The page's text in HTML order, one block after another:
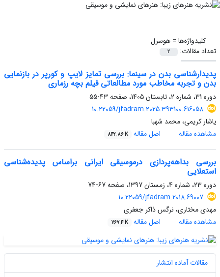
کلیدواژه‌ها =هوسرل
تعداد مقالات:
2
پدیدارشناسی بدن در سینما: بررسی تمایز لایپ و کورپر در بازنمایی
بدن و تجربه مخاطب مورد مطالعاتی فیلم بچه رزماری
دوره 31، شماره 2، تابستان 1405، صفحه
43-55
10.22059/jfadram.2025.393100.616058
یاشار کریمی، محمد شهبا
مشاهده مقاله
اصل مقاله 842.86 K
بررسی بداهه‌پردازی درموسیقی ایرانی براساس پدیده‌شناسی
استعلایی
دوره 23، شماره 4، زمستان 1397، صفحه
67-74
10.22059/jfadram.2018.69007
مهدی مختاری، نرگس ذاکر جعفری
مشاهده مقاله
اصل مقاله 767.4 K
مقالات آماده انتشار